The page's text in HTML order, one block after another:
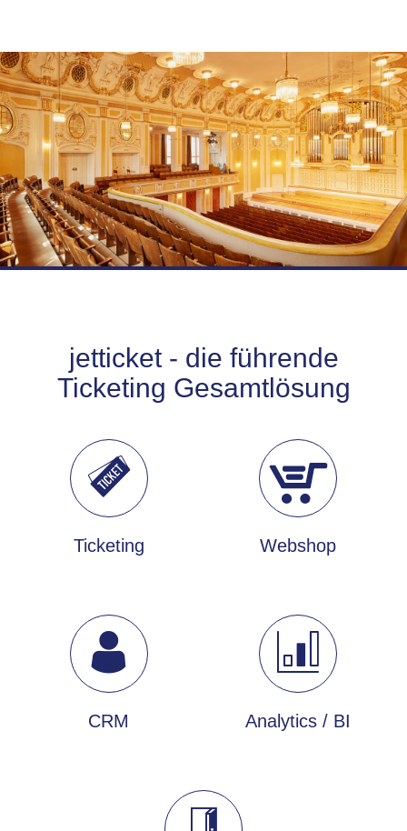
jetticket - die führende
Ticketing Gesamtlösung
Ticketing Webshop
CRM Analytics / BI